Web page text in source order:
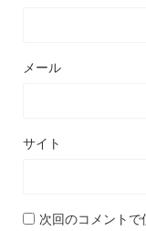
メール
サイト
次回のコメント